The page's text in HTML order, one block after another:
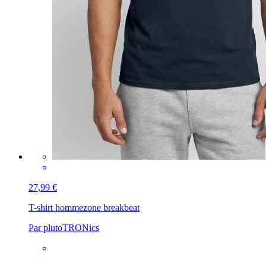
27,99 €
T-shirt hommezone breakbeat
Par plutoTRONics